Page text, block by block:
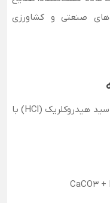
صنعتی و کشاورزی
کلسیم کلرید دو آبه از واکنش مستقیم اسید هیدروکلریک (HCl) با
CaCO3 +